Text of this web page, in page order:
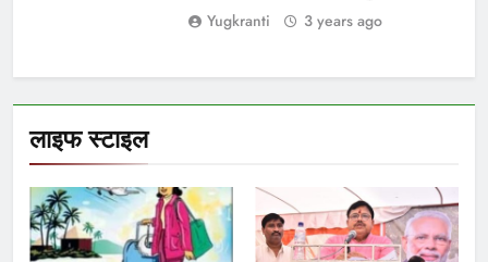
लाइफ स्टाइल
4 चीजें
Yugkranti 3 years ago